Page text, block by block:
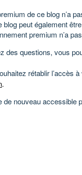
de ce blog n’a
peut également
premium n’a
des questions, vous
rétablir l’accès
.
nouveau accessible